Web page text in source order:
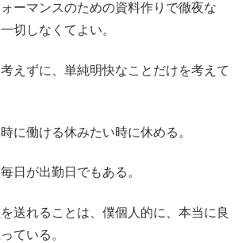
ーマンスのための資料作りで徹夜な
切しなくてよい。
えずに、単純明快なことだけを考えて
に働ける休みたい時に休める。
日が出勤日でもある。
送れることは、僕個人的に、本当に良
ている。